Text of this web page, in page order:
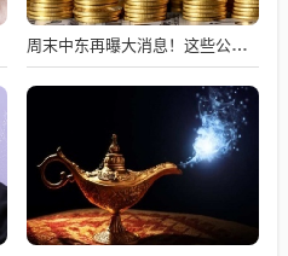
周末中东再曝大消息！这些公司回应受影响情况